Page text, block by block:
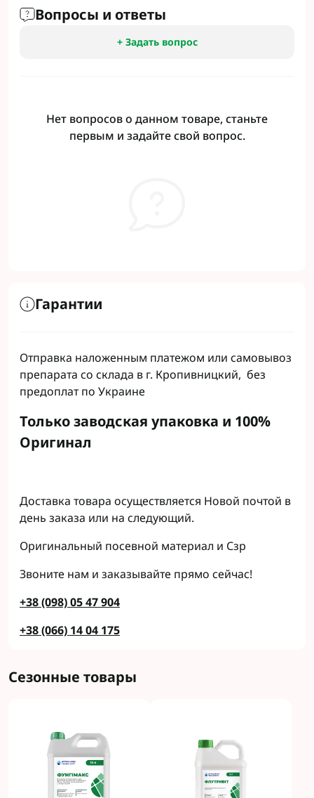
Вопросы и ответы
+ Задать вопрос
Нет вопросов о данном товаре, станьте
первым и задайте свой вопрос.
Гарантии
Отправка наложенным платежом или самовывоз
препарата со склада в г. Кропивницкий, без
предоплат по Украине
Только заводская упаковка и 100%
Оригинал
Доставка товара осуществляется Новой почтой в
день заказа или на следующий.
Оригинальный посевной материал и Сзр
Звоните нам и заказывайте прямо сейчас!
+38 (098) 05 47 904
+38 (066) 14 04 175
Сезонные товары